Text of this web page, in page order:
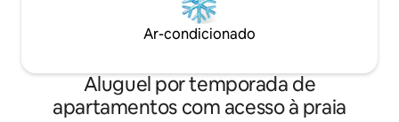
Ar-condicionado
Aluguel por temporada de
apartamentos com acesso à praia